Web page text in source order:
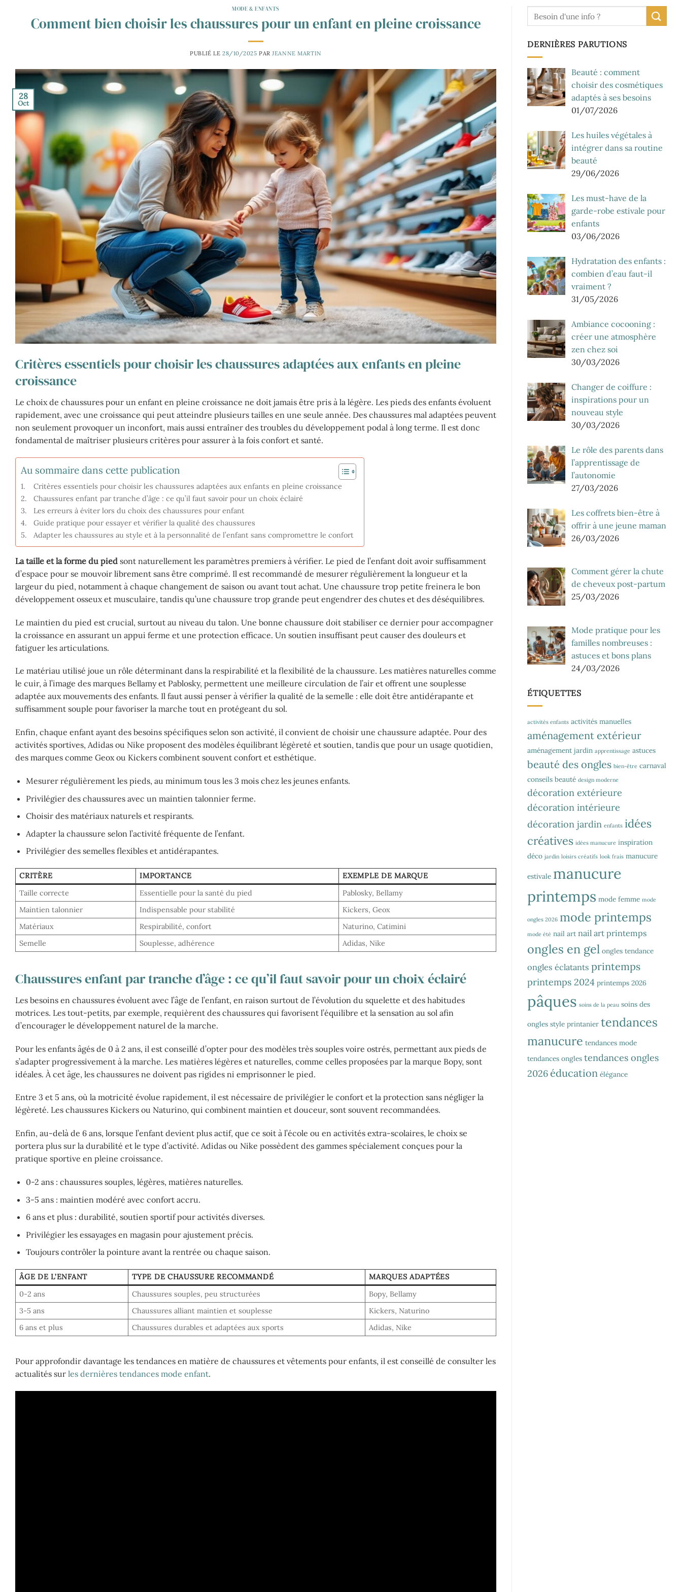
MODE & ENFANTS
Comment bien choisir les chaussures pour un enfant en pleine croissance
PUBLIÉ LE 28/10/2025 PAR JEANNE MARTIN
28
Oct
Critères essentiels pour choisir les chaussures adaptées aux enfants en pleine
croissance
Le choix de chaussures pour un enfant en pleine croissance ne doit jamais être pris à la légère. Les pieds des enfants évoluent
rapidement, avec une croissance qui peut atteindre plusieurs tailles en une seule année. Des chaussures mal adaptées peuvent
non seulement provoquer un inconfort, mais aussi entraîner des troubles du développement podal à long terme. Il est donc
fondamental de maîtriser plusieurs critères pour assurer à la fois confort et santé.
Au sommaire dans cette publication
Critères essentiels pour choisir les chaussures adaptées aux enfants en pleine croissance
Chaussures enfant par tranche d’âge : ce qu’il faut savoir pour un choix éclairé
Les erreurs à éviter lors du choix des chaussures pour enfant
Guide pratique pour essayer et vérifier la qualité des chaussures
Adapter les chaussures au style et à la personnalité de l’enfant sans compromettre le confort
La taille et la forme du pied sont naturellement les paramètres premiers à vérifier. Le pied de l’enfant doit avoir suffisamment
d’espace pour se mouvoir librement sans être comprimé. Il est recommandé de mesurer régulièrement la longueur et la
largeur du pied, notamment à chaque changement de saison ou avant tout achat. Une chaussure trop petite freinera le bon
développement osseux et musculaire, tandis qu’une chaussure trop grande peut engendrer des chutes et des déséquilibres.
Le maintien du pied est crucial, surtout au niveau du talon. Une bonne chaussure doit stabiliser ce dernier pour accompagner
la croissance en assurant un appui ferme et une protection efficace. Un soutien insuffisant peut causer des douleurs et
fatiguer les articulations.
Le matériau utilisé joue un rôle déterminant dans la respirabilité et la flexibilité de la chaussure. Les matières naturelles comme
le cuir, à l’image des marques Bellamy et Pablosky, permettent une meilleure circulation de l’air et offrent une souplesse
adaptée aux mouvements des enfants. Il faut aussi penser à vérifier la qualité de la semelle : elle doit être antidérapante et
suffisamment souple pour favoriser la marche tout en protégeant du sol.
Enfin, chaque enfant ayant des besoins spécifiques selon son activité, il convient de choisir une chaussure adaptée. Pour des
activités sportives, Adidas ou Nike proposent des modèles équilibrant légèreté et soutien, tandis que pour un usage quotidien,
des marques comme Geox ou Kickers combinent souvent confort et esthétique.
Mesurer régulièrement les pieds, au minimum tous les 3 mois chez les jeunes enfants.
Privilégier des chaussures avec un maintien talonnier ferme.
Choisir des matériaux naturels et respirants.
Adapter la chaussure selon l’activité fréquente de l’enfant.
Privilégier des semelles flexibles et antidérapantes.
CRITÈRE IMPORTANCE
EXEMPLE DE MARQUE
Taille correcte
Essentielle pour la santé du pied
Pablosky, Bellamy
Maintien talonnier
Indispensable pour stabilité
Kickers, Geox
Matériaux
Respirabilité, confort
Naturino, Catimini
Semelle
Souplesse, adhérence Adidas, Nike
Chaussures enfant par tranche d’âge : ce qu’il faut savoir pour un choix éclairé
Les besoins en chaussures évoluent avec l’âge de l’enfant, en raison surtout de l’évolution du squelette et des habitudes
motrices. Les tout-petits, par exemple, requièrent des chaussures qui favorisent l’équilibre et la sensation au sol afin
d’encourager le développement naturel de la marche.
Pour les enfants âgés de 0 à 2 ans, il est conseillé d’opter pour des modèles très souples voire ostrés, permettant aux pieds de
s’adapter progressivement à la marche. Les matières légères et naturelles, comme celles proposées par la marque Bopy, sont
idéales. À cet âge, les chaussures ne doivent pas rigides ni emprisonner le pied.
Entre 3 et 5 ans, où la motricité évolue rapidement, il est nécessaire de privilégier le confort et la protection sans négliger la
légèreté. Les chaussures Kickers ou Naturino, qui combinent maintien et douceur, sont souvent recommandées.
Enfin, au-delà de 6 ans, lorsque l’enfant devient plus actif, que ce soit à l’école ou en activités extra-scolaires, le choix se
portera plus sur la durabilité et le type d’activité. Adidas ou Nike possèdent des gammes spécialement conçues pour la
pratique sportive en pleine croissance.
0-2 ans : chaussures souples, légères, matières naturelles.
3-5 ans : maintien modéré avec confort accru.
6 ans et plus : durabilité, soutien sportif pour activités diverses.
Privilégier les essayages en magasin pour ajustement précis.
Toujours contrôler la pointure avant la rentrée ou chaque saison.
ÂGE DE L’ENFANT TYPE DE CHAUSSURE RECOMMANDÉ
MARQUES ADAPTÉES
0-2 ans
Chaussures souples, peu structurées
Bopy, Bellamy
3-5 ans
Chaussures alliant maintien et souplesse
Kickers, Naturino
6 ans et plus
Chaussures durables et adaptées aux sports Adidas, Nike
Pour approfondir davantage les tendances en matière de chaussures et vêtements pour enfants, il est conseillé de consulter les
actualités sur les dernières tendances mode enfant.
DERNIÈRES PARUTIONS
Beauté : comment
choisir des cosmétiques
adaptés à ses besoins
01/07/2026
Les huiles végétales à
intégrer dans sa routine
beauté
29/06/2026
Les must-have de la
garde-robe estivale pour
enfants
03/06/2026
Hydratation des enfants :
combien d’eau faut-il
vraiment ?
31/05/2026
Ambiance cocooning :
créer une atmosphère
zen chez soi
30/03/2026
Changer de coiffure :
inspirations pour un
nouveau style
30/03/2026
Le rôle des parents dans
l’apprentissage de
l’autonomie
27/03/2026
Les coffrets bien-être à
offrir à une jeune maman
26/03/2026
Comment gérer la chute
de cheveux post-partum
25/03/2026
Mode pratique pour les
familles nombreuses :
astuces et bons plans
24/03/2026
ÉTIQUETTES
activités enfants activités manuelles
aménagement extérieur
aménagement jardin apprentissage astuces
beauté des ongles bien-être carnaval
conseils beauté design moderne
décoration extérieure
décoration intérieure
décoration jardin enfants idées
créatives idées manucure inspiration
déco jardin loisirs créatifs look frais manucure
estivale manucure
printemps mode femme mode
ongles 2026 mode printemps
mode été nail art nail art printemps
ongles en gel ongles tendance
ongles éclatants printemps
printemps 2024 printemps 2026
pâques soins de la peau soins des
ongles style printanier tendances
manucure tendances mode
tendances ongles tendances ongles
2026 éducation élégance